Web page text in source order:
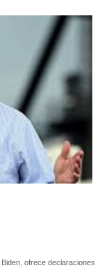
ofrece declaraciones